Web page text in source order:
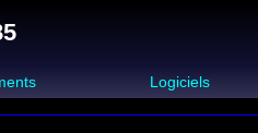
Logiciels